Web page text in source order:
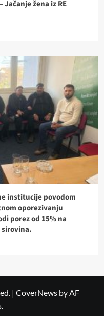
žena iz RE
institucije povodom
oporezivanju
porez od 15% na
| CoverNews by AF